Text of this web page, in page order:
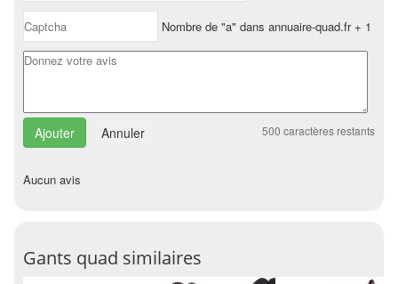
Nombre de "a" dans annuaire-quad.fr + 1
Annuler 500 caractères restants
Aucun avis
Gants quad similaires